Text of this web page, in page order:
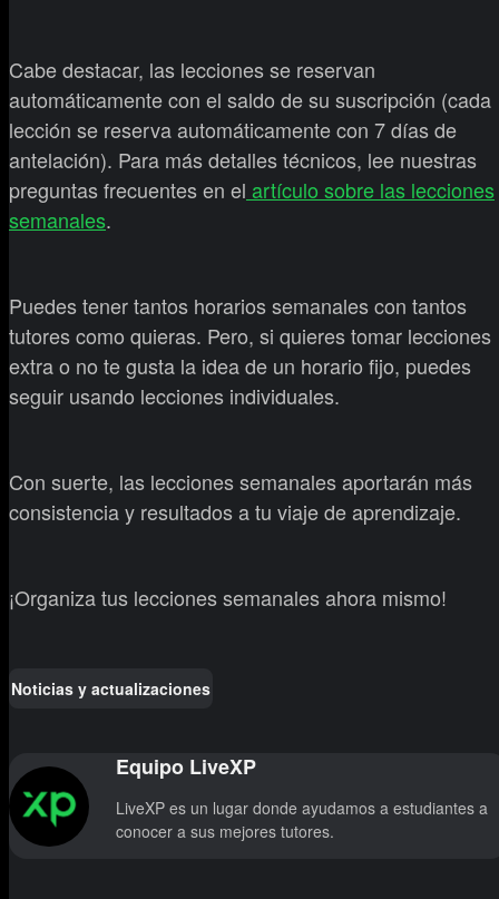
Cabe destacar, las lecciones se reservan
automáticamente con el saldo de su suscripción (cada
lección se reserva automáticamente con 7 días de
antelación). Para más detalles técnicos, lee nuestras
preguntas frecuentes en el artículo sobre las lecciones
semanales.
Puedes tener tantos horarios semanales con tantos
tutores como quieras. Pero, si quieres tomar lecciones
extra o no te gusta la idea de un horario fijo, puedes
seguir usando lecciones individuales.
Con suerte, las lecciones semanales aportarán más
consistencia y resultados a tu viaje de aprendizaje.
¡Organiza tus lecciones semanales ahora mismo!
Noticias y actualizaciones
Equipo LiveXP
LiveXP es un lugar donde ayudamos a estudiantes a
conocer a sus mejores tutores.